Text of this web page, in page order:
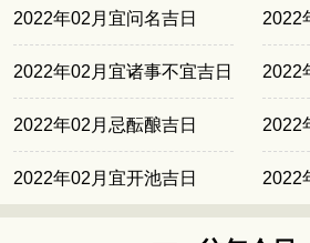
2022年02月宜问名吉日 2022
2022年02月宜诸事不宜吉日 2022
2022年02月忌酝酿吉日 2022
2022年02月宜开池吉日 2022